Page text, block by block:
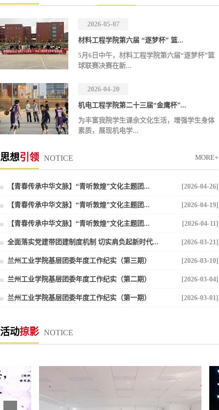
2026-05-07
材料工程学院第六届 “逐梦杯” 篮...
5月6日中午，材料工程学院第六届“逐梦杯”篮
球联赛决赛在新...
2026-04-20
机电工程学院第二十三届“金鹰杯”...
为丰富我院学生课余文化生活，增强学生身体
素质，展现机电学...
思想引领 NOTICE MORE+
【青春传承中华文脉】“青听敦煌”文化主题团... [2026-04-26]
【青春传承中华文脉】“青听敦煌”文化主题团... [2026-04-19]
【青春传承中华文脉】“青听敦煌”文化主题团... [2026-04-11]
全面落实党建带团建制度机制 切实肩负起新时代... [2026-03-21]
兰州工业学院基层团委年度工作纪实（第三期） [2026-03-10]
兰州工业学院基层团委年度工作纪实（第二期） [2026-03-04]
兰州工业学院基层团委年度工作纪实（第一期） [2026-03-01]
活动掠影 NOTICE